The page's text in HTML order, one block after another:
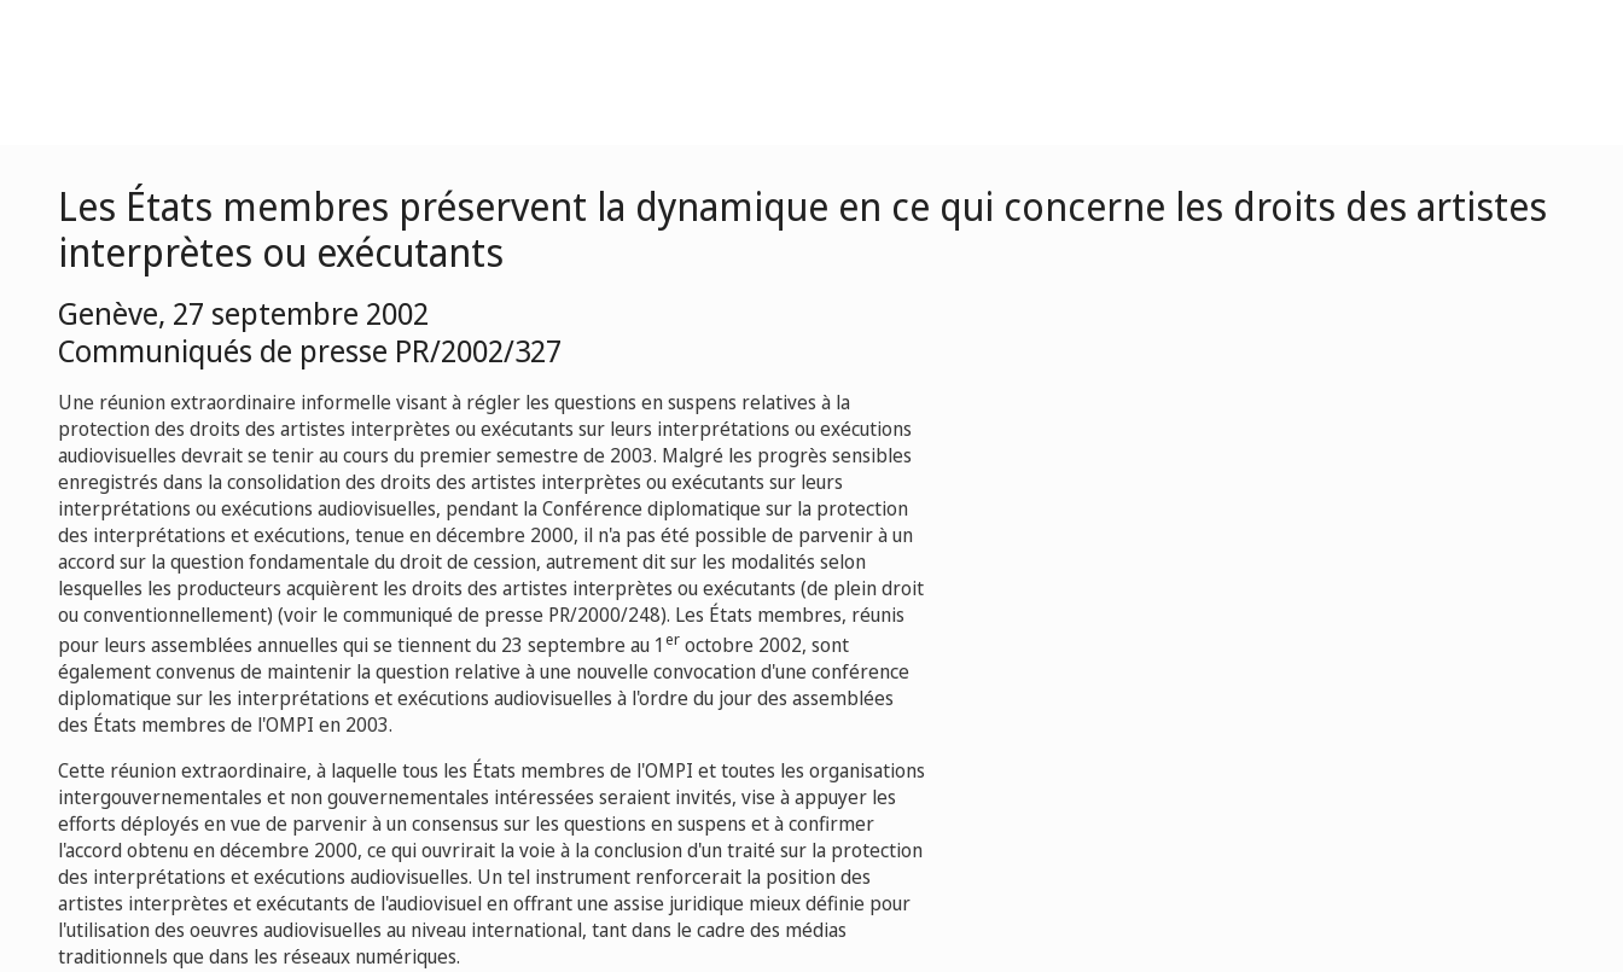
Les États membres préservent la dynamique en ce qui concerne les droits des artistes
interprètes ou exécutants
Genève, 27 septembre 2002
Communiqués de presse PR/2002/327
Une réunion extraordinaire informelle visant à régler les questions en suspens relatives à la
protection des droits des artistes interprètes ou exécutants sur leurs interprétations ou exécutions
audiovisuelles devrait se tenir au cours du premier semestre de 2003. Malgré les progrès sensibles
enregistrés dans la consolidation des droits des artistes interprètes ou exécutants sur leurs
interprétations ou exécutions audiovisuelles, pendant la Conférence diplomatique sur la protection
des interprétations et exécutions, tenue en décembre 2000, il n'a pas été possible de parvenir à un
accord sur la question fondamentale du droit de cession, autrement dit sur les modalités selon
lesquelles les producteurs acquièrent les droits des artistes interprètes ou exécutants (de plein droit
ou conventionnellement) (voir le communiqué de presse PR/2000/248). Les États membres, réunis
pour leurs assemblées annuelles qui se tiennent du 23 septembre au 1er octobre 2002, sont
également convenus de maintenir la question relative à une nouvelle convocation d'une conférence
diplomatique sur les interprétations et exécutions audiovisuelles à l'ordre du jour des assemblées
des États membres de l'OMPI en 2003.
Cette réunion extraordinaire, à laquelle tous les États membres de l'OMPI et toutes les organisations
intergouvernementales et non gouvernementales intéressées seraient invités, vise à appuyer les
efforts déployés en vue de parvenir à un consensus sur les questions en suspens et à confirmer
l'accord obtenu en décembre 2000, ce qui ouvrirait la voie à la conclusion d'un traité sur la protection
des interprétations et exécutions audiovisuelles. Un tel instrument renforcerait la position des
artistes interprètes et exécutants de l'audiovisuel en offrant une assise juridique mieux définie pour
l'utilisation des oeuvres audiovisuelles au niveau international, tant dans le cadre des médias
traditionnels que dans les réseaux numériques.